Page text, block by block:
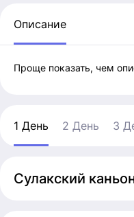
Описание
Проще показать, чем
1 День 2 День 3
Сулакский